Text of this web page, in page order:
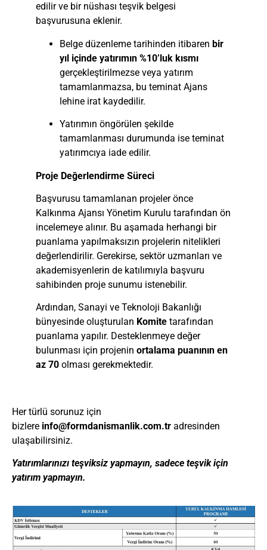
edilir ve bir nüshası teşvik belgesi
başvurusuna eklenir.
Belge düzenleme tarihinden itibaren bir
yıl içinde yatırımın %10’luk kısmı
gerçekleştirilmezse veya yatırım
tamamlanmazsa, bu teminat Ajans
lehine irat kaydedilir.
Yatırımın öngörülen şekilde
tamamlanması durumunda ise teminat
yatırımcıya iade edilir.
Proje Değerlendirme Süreci
Başvurusu tamamlanan projeler önce
Kalkınma Ajansı Yönetim Kurulu tarafından ön
incelemeye alınır. Bu aşamada herhangi bir
puanlama yapılmaksızın projelerin nitelikleri
değerlendirilir. Gerekirse, sektör uzmanları ve
akademisyenlerin de katılımıyla başvuru
sahibinden proje sunumu istenebilir.
Ardından, Sanayi ve Teknoloji Bakanlığı
bünyesinde oluşturulan Komite tarafından
puanlama yapılır. Desteklenmeye değer
bulunması için projenin ortalama puanının en
az 70 olması gerekmektedir.
Her türlü sorunuz için
bizlere info@formdanismanlik.com.tr adresinden
ulaşabilirsiniz.
Yatırımlarınızı teşviksiz yapmayın, sadece teşvik için
yatırım yapmayın.